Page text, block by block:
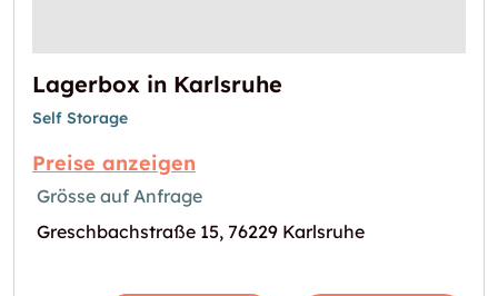
Lagerbox in Karlsruhe
Self Storage
Preise anzeigen
Grösse auf Anfrage
Greschbachstraße 15, 76229 Karlsruhe